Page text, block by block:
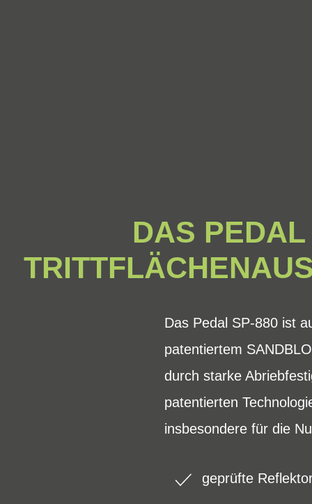
DAS
Das Pedal SP-880 ist
patentiertem
durch starke
patentierten
insbesondere für die
geprüfte